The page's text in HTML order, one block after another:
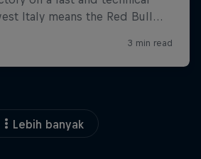
Lebih banyak